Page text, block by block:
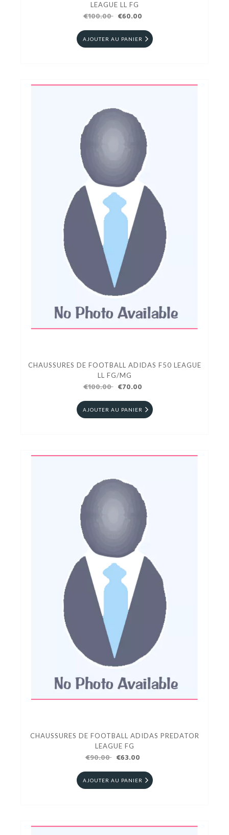
LEAGUE LL FG
€100.00 €60.00
AJOUTER AU PANIER
CHAUSSURES DE FOOTBALL ADIDAS F50 LEAGUE
LL FG/MG
€100.00 €70.00
AJOUTER AU PANIER
CHAUSSURES DE FOOTBALL ADIDAS PREDATOR
LEAGUE FG
€90.00 €63.00
AJOUTER AU PANIER